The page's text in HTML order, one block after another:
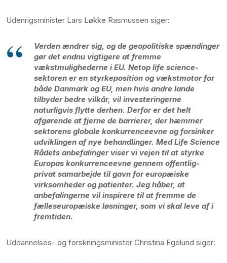
Udenrigsminister Lars Løkke Rasmussen siger:
Verden ændrer sig, og de geopolitiske spændinger
gør det endnu vigtigere at fremme
vækstmulighederne i EU. Netop life science-
sektoren er en styrkeposition og vækstmotor for
både Danmark og EU, men hvis andre lande
tilbyder bedre vilkår, vil investeringerne
naturligvis flytte derhen. Derfor er det helt
afgørende at fjerne de barrierer, der hæmmer
sektorens globale konkurrenceevne og forsinker
udviklingen af nye behandlinger. Med Life Science
Rådets anbefalinger viser vi vejen til at styrke
Europas konkurrenceevne gennem offentlig-
privat samarbejde til gavn for europæiske
virksomheder og patienter. Jeg håber, at
anbefalingerne vil inspirere til at fremme de
fælleseuropæiske løsninger, som vi skal leve af i
fremtiden.
Uddannelses- og forskningsminister Christina Egelund siger: